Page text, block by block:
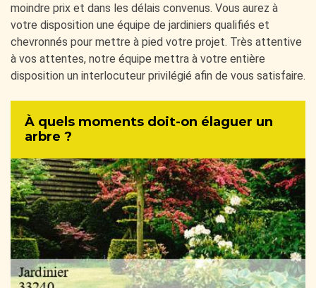
moindre prix et dans les délais convenus. Vous aurez à
votre disposition une équipe de jardiniers qualifiés et
chevronnés pour mettre à pied votre projet. Très attentive
à vos attentes, notre équipe mettra à votre entière
disposition un interlocuteur privilégié afin de vous satisfaire.
À quels moments doit-on élaguer un
arbre ?